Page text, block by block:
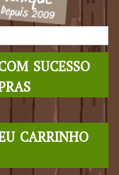
sucesso
carrinho